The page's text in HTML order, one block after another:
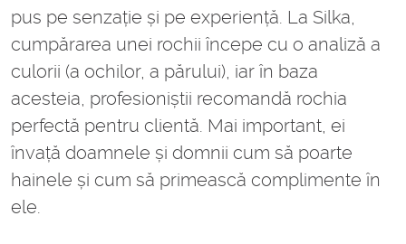
pus pe senzație și pe experiență. La Silka,
cumpărarea unei rochii începe cu o analiză a
culorii (a ochilor, a părului), iar în baza
acesteia, profesioniștii recomandă rochia
perfectă pentru clientă. Mai important, ei
învață doamnele și domnii cum să poarte
hainele și cum să primească complimente în
ele.